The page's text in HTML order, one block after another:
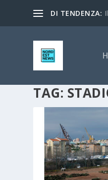
DI TENDENZA:
TAG: